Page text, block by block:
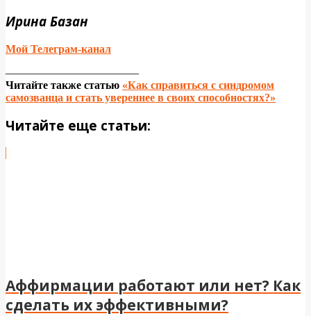
Ирина Базан
Мой Телеграм-канал
————————————
Читайте также статью «Как справиться с синдромом
самозванца и стать увереннее в своих способностях?»
Читайте еще статьи:
Аффирмации работают или нет? Как
сделать их эффективными?